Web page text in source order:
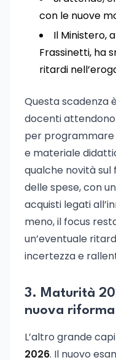
con le nuove
Il Ministero,
Frassinetti, ha
ritardi
Questa scadenza
docenti
per programmare
e materiale
qualche novità
delle spese, con
acquisti legati
meno, il focus
un’eventuale
incertezza e
3. Maturità
nuova riforma
L’altro grande
2026. Il nuovo